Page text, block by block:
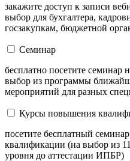
закажите доступ к записи
выбор для бухгалтера,
госзакупкам, бюджетной
Семинар
бесплатно посетите
выбор из программы
мероприятий для разных
Курсы повышения
посетите бесплатный
квалификации (на выбор из
уровня до аттестации ИПБР)